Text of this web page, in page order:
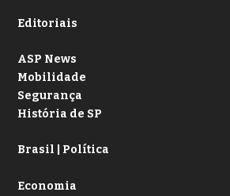
Editoriais
ASP News
Mobilidade
Segurança
História de SP
Brasil | Política
Economia